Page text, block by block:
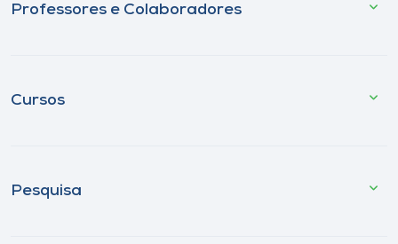
Professores e Colaboradores
Cursos
Pesquisa